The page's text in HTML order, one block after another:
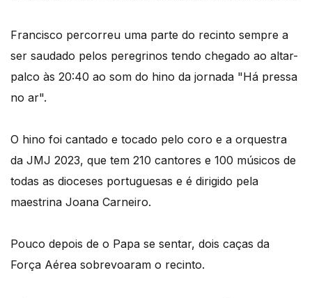
Francisco percorreu uma parte do recinto sempre a
ser saudado pelos peregrinos tendo chegado ao altar-
palco às 20:40 ao som do hino da jornada "Há pressa
no ar".
O hino foi cantado e tocado pelo coro e a orquestra
da JMJ 2023, que tem 210 cantores e 100 músicos de
todas as dioceses portuguesas e é dirigido pela
maestrina Joana Carneiro.
Pouco depois de o Papa se sentar, dois caças da
Força Aérea sobrevoaram o recinto.